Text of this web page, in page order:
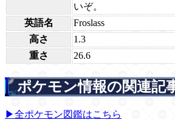
いぞ。
英語名
Froslass
高さ
1.3
重さ
26.6
ポケモン情報の関連記
▶全ポケモン図鑑はこちら